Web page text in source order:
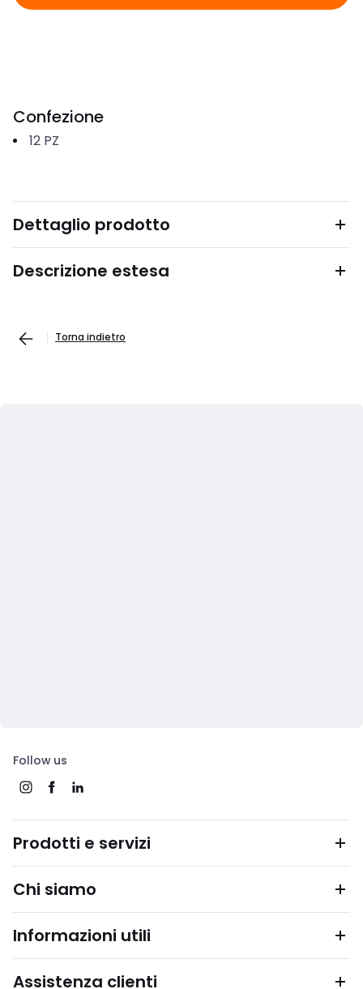
Confezione
12 PZ
Dettaglio prodotto
Descrizione estesa
Torna indietro
Follow us
Prodotti e servizi
Chi siamo
Informazioni utili
Assistenza clienti